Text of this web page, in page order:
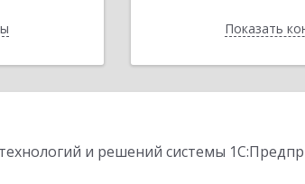
ПоказатьНазад
и решений системы